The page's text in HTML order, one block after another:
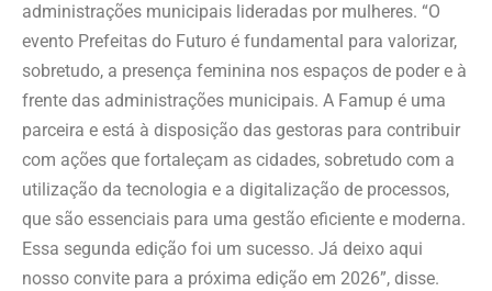
administrações municipais lideradas por mulheres. “O
evento Prefeitas do Futuro é fundamental para valorizar,
sobretudo, a presença feminina nos espaços de poder e à
frente das administrações municipais. A Famup é uma
parceira e está à disposição das gestoras para contribuir
com ações que fortaleçam as cidades, sobretudo com a
utilização da tecnologia e a digitalização de processos,
que são essenciais para uma gestão eficiente e moderna.
Essa segunda edição foi um sucesso. Já deixo aqui
nosso convite para a próxima edição em 2026”, disse.